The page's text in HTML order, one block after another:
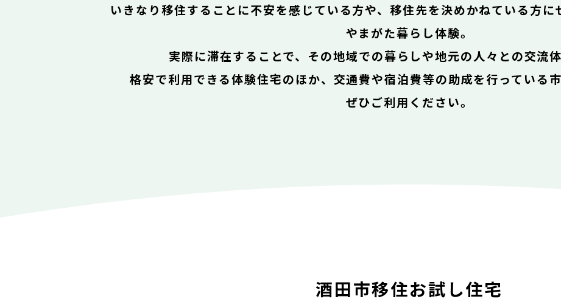
いきなり移住することに不安を感じている方や、移住先を決めかねている方に
やまがた暮らし体験。
実際に滞在することで、その地域での暮らしや地元の人々との交流体
格安で利用できる体験住宅のほか、交通費や宿泊費等の助成を行っている
ぜひご利用ください。
酒田市移住お試し住宅